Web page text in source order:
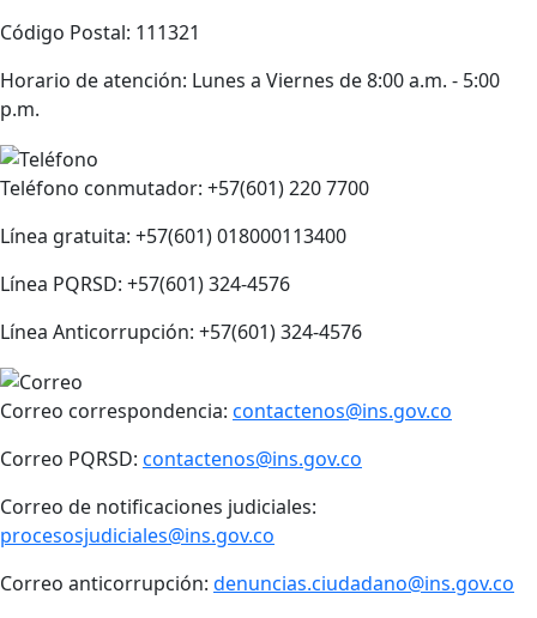
Código Postal: 111321
Horario de atención: Lunes a Viernes de 8:00 a.m. - 5:00
p.m.
Teléfono conmutador: +57(601) 220 7700
Línea gratuita: +57(601) 018000113400
Línea PQRSD: +57(601) 324-4576
Línea Anticorrupción: +57(601) 324-4576
Correo correspondencia: contactenos@ins.gov.co
Correo PQRSD: contactenos@ins.gov.co
Correo de notificaciones judiciales:
procesosjudiciales@ins.gov.co
Correo anticorrupción: denuncias.ciudadano@ins.gov.co